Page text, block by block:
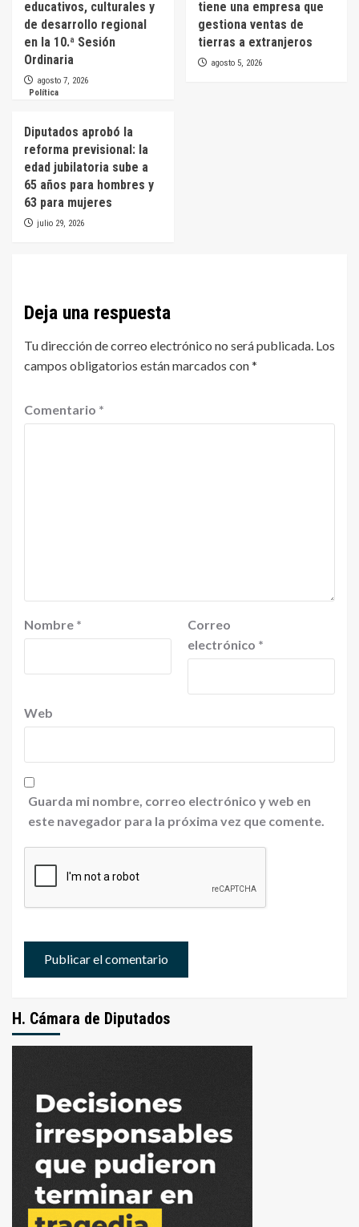
educativos, culturales y
de desarrollo regional
en la 10.ª Sesión
Ordinaria
agosto 7, 2026
tiene una empresa que
gestiona ventas de
tierras a extranjeros
agosto 5, 2026
Política
Diputados aprobó la
reforma previsional: la
edad jubilatoria sube a
65 años para hombres y
63 para mujeres
julio 29, 2026
Deja una respuesta
Tu dirección de correo electrónico no será publicada. Los
campos obligatorios están marcados con*
Comentario *
Nombre *
Correo
electrónico *
Web
Guarda mi nombre, correo electrónico y web en
este navegador para la próxima vez que comente.
H. Cámara de Diputados